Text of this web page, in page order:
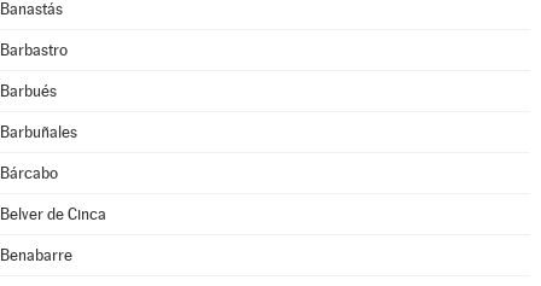
Banastás
Barbastro
Barbués
Barbuñales
Bárcabo
Belver de Cinca
Benabarre